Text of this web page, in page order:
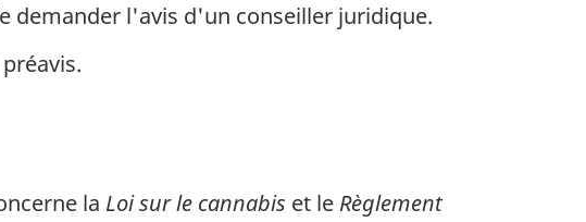
demander l'avis d'un conseiller juridique.
la Loi sur le cannabis et le Règlement